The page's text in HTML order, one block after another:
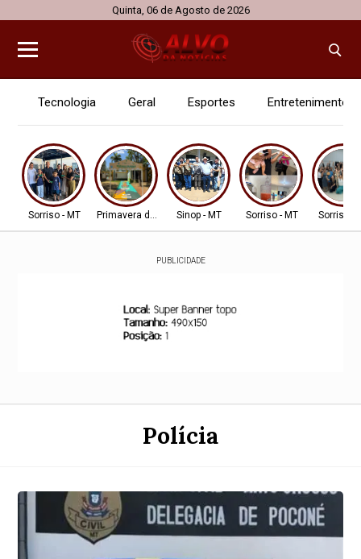
Quinta, 06 de Agosto de 2026
Tecnologia Geral Esportes Entretenimento
Sorriso - MT Primavera do LesteSinop - MT Sorriso - MT Sorriso -
PUBLICIDADE
Polícia